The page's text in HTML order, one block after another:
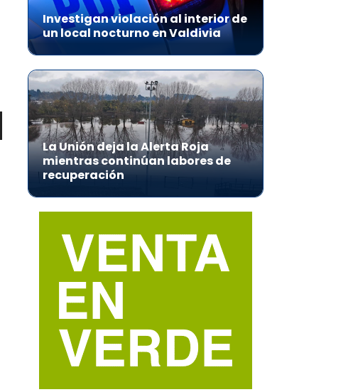
Investigan violación al interior de
un local nocturno en Valdivia
La Unión deja la Alerta Roja
mientras continúan labores de
recuperación